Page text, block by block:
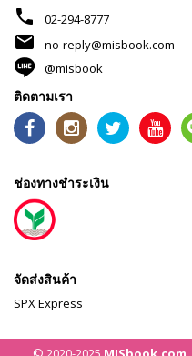
phone 02-294-8777
mail
no-reply@misbook.com
@misbook
ติดตามเรา
ช่องทางชำระเงิน
จัดส่งสินค้า
SPX Express